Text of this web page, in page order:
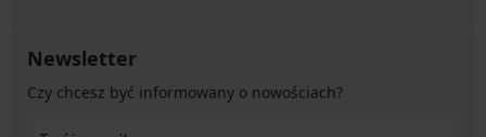
Newsletter
Czy chcesz być informowany o nowościach?